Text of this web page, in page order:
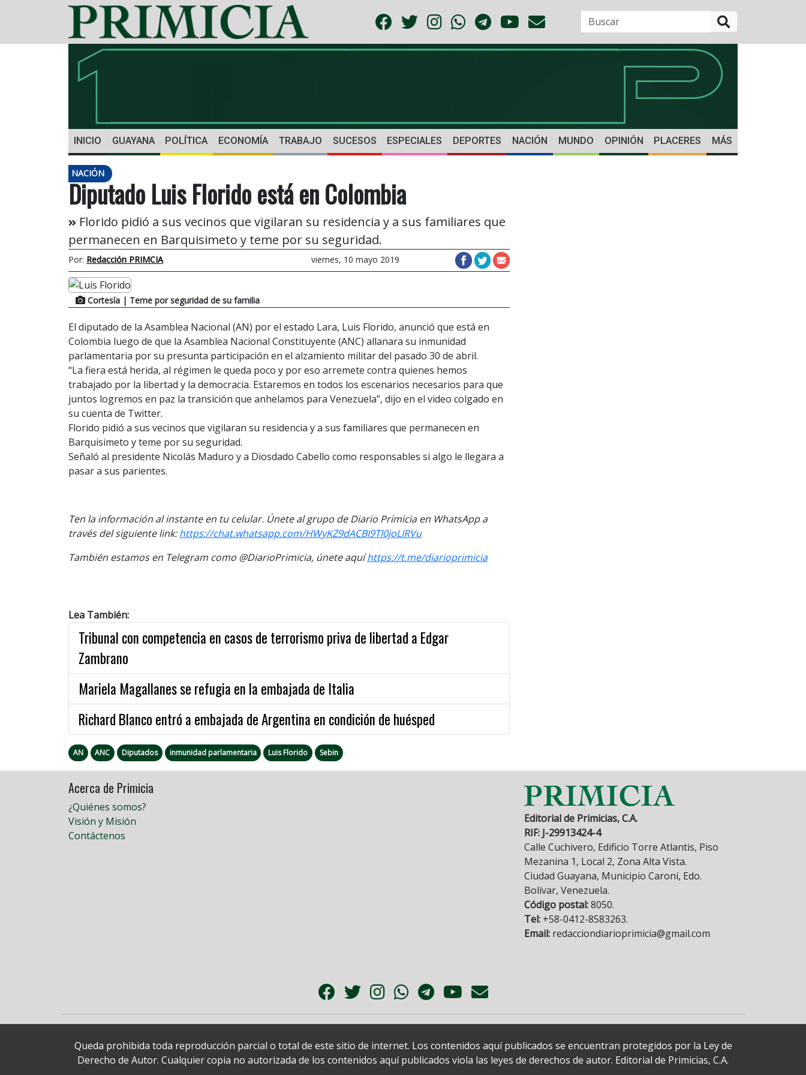
INICIO GUAYANA POLÍTICA ECONOMÍA TRABAJO SUCESOS ESPECIALES DEPORTES NACIÓN MUNDO OPINIÓN PLACERES MÁS
NACIÓN
Diputado Luis Florido está en Colombia
Florido pidió a sus vecinos que vigilaran su residencia y a sus familiares que
permanecen en Barquisimeto y teme por su seguridad.
Por: Redacción PRIMCIA viernes, 10 mayo 2019
Cortesía | Teme por seguridad de su familia
El diputado de la Asamblea Nacional (AN) por el estado Lara, Luis Florido, anunció que está en
Colombia luego de que la Asamblea Nacional Constituyente (ANC) allanara su inmunidad
parlamentaria por su presunta participación en el alzamiento militar del pasado 30 de abril.
“La fiera está herida, al régimen le queda poco y por eso arremete contra quienes hemos
trabajado por la libertad y la democracia. Estaremos en todos los escenarios necesarios para que
juntos logremos en paz la transición que anhelamos para Venezuela”, dijo en el video colgado en
su cuenta de Twitter.
Florido pidió a sus vecinos que vigilaran su residencia y a sus familiares que permanecen en
Barquisimeto y teme por su seguridad.
Señaló al presidente Nicolás Maduro y a Diosdado Cabello como responsables si algo le llegara a
pasar a sus parientes.
Ten la información al instante en tu celular. Únete al grupo de Diario Primicia en WhatsApp a
través del siguiente link:https://chat.whatsapp.com/HWyKZ9dACBI9Tl0joLIRVu
También estamos en Telegram como @DiarioPrimicia, únete aquíhttps://t.me/diarioprimicia
Lea También:
Tribunal con competencia en casos de terrorismo priva de libertad a Edgar
Zambrano
Mariela Magallanes se refugia en la embajada de Italia
Richard Blanco entró a embajada de Argentina en condición de huésped
AN ANC Diputados inmunidad parlamentaria Luis Florido Sebin
Acerca de Primicia
¿Quiénes somos?
Visión y Misión
Contáctenos
Editorial de Primicias, C.A.
RIF: J-29913424-4
Calle Cuchivero, Edificio Torre Atlantis, Piso
Mezanina 1, Local 2, Zona Alta Vista.
Ciudad Guayana, Municipio Caroní, Edo.
Bolívar, Venezuela.
Código postal:8050.
Tel: +58-0412-8583263.
Email: redacciondiarioprimicia@gmail.com
Queda prohibida toda reproducción parcial o total de este sitio de internet. Los contenidos aquí publicados se encuentran protegidos por la Ley de
Derecho de Autor. Cualquier copia no autorizada de los contenidos aquí publicados viola las leyes de derechos de autor. Editorial de Primicias, C.A.